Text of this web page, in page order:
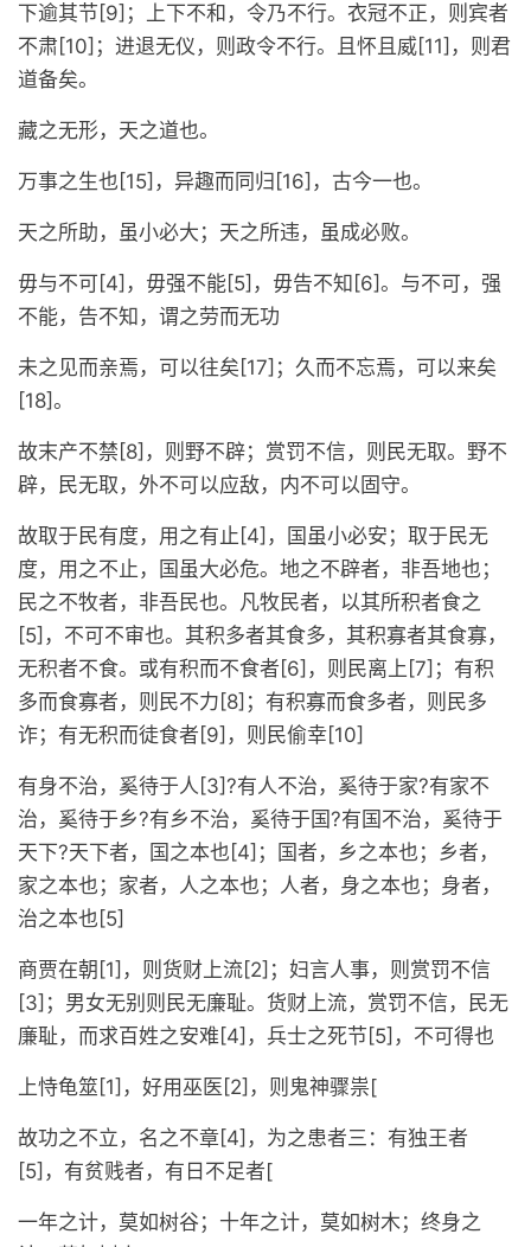
下逾其节[9]；上下不和，令乃不行。衣冠不正，则宾者
不肃[10]；进退无仪，则政令不行。且怀且威[11]，则君
道备矣。
藏之无形，天之道也。
万事之生也[15]，异趣而同归[16]，古今一也。
天之所助，虽小必大；天之所违，虽成必败。
毋与不可[4]，毋强不能[5]，毋告不知[6]。与不可，强
不能，告不知，谓之劳而无功
未之见而亲焉，可以往矣[17]；久而不忘焉，可以来矣
[18]。
故末产不禁[8]，则野不辟；赏罚不信，则民无取。野不
辟，民无取，外不可以应敌，内不可以固守。
故取于民有度，用之有止[4]，国虽小必安；取于民无
度，用之不止，国虽大必危。地之不辟者，非吾地也；
民之不牧者，非吾民也。凡牧民者，以其所积者食之
[5]，不可不审也。其积多者其食多，其积寡者其食寡，
无积者不食。或有积而不食者[6]，则民离上[7]；有积
多而食寡者，则民不力[8]；有积寡而食多者，则民多
诈；有无积而徒食者[9]，则民偷幸[10]
有身不治，奚待于人[3]?有人不治，奚待于家?有家不
治，奚待于乡?有乡不治，奚待于国?有国不治，奚待于
天下?天下者，国之本也[4]；国者，乡之本也；乡者，
家之本也；家者，人之本也；人者，身之本也；身者，
治之本也[5]
商贾在朝[1]，则货财上流[2]；妇言人事，则赏罚不信
[3]；男女无别则民无廉耻。货财上流，赏罚不信，民无
廉耻，而求百姓之安难[4]，兵士之死节[5]，不可得也
上恃龟筮[1]，好用巫医[2]，则鬼神骤祟[
故功之不立，名之不章[4]，为之患者三：有独王者
[5]，有贫贱者，有日不足者[
一年之计，莫如树谷；十年之计，莫如树木；终身之